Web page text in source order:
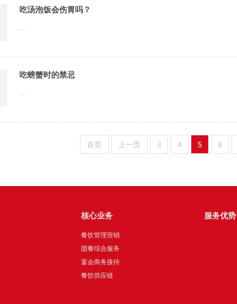
吃汤泡饭会伤胃吗？
...
吃螃蟹时的禁忌
...
首页 上一页 3 4 5 6
核心业务
餐饮管理营销
团餐综合服务
宴会商务接待
餐饮供应链
服务优势